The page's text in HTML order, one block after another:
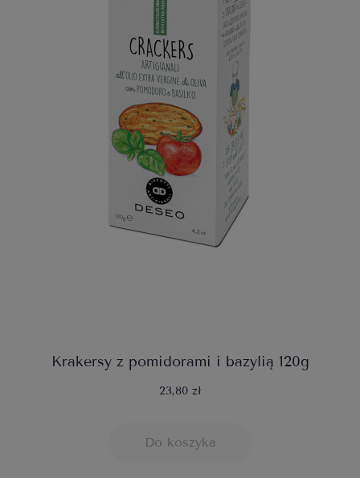
Krakersy z pomidorami i bazylią 120g
23,80 zł
Do koszyka